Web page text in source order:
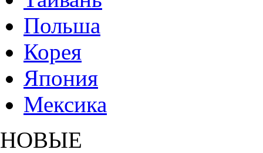
Польша
Корея
Япония
Мексика
НОВЫЕ